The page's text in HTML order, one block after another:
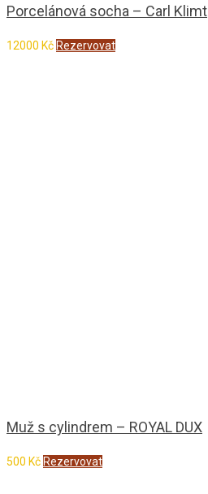
Porcelánová socha – Carl Klimt
12000 Kč Rezervovat
Muž s cylindrem – ROYAL DUX
500 KčRezervovat